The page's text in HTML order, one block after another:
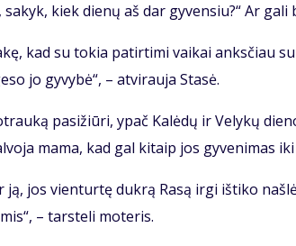
sa­kyk, kiek die­nų aš dar gy­ven­siu?“ Ar
kad su to­kia pa­tir­ti­mi vai­kai anks­čiau
jo gy­vy­bė“, – at­vi­rau­ja Sta­sė.
pa­si­žiū­ri, ypač Ka­lė­dų ir Ve­ly­kų
ma­ma, kad gal ki­taip jos gy­ve­ni­mas
ją, jos vien­tur­tę duk­rą Ra­są ir­gi iš­ti­ko
– tars­te­li mo­te­ris.